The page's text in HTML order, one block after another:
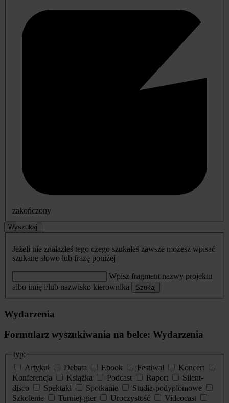
zakończony
Wyszukaj
Jeżeli nie znalazłeś tego czego szukałeś zawsze możesz wpisać
szukane słowo lub frazę poniżej
Wpisz fragment nazwy projektu
albo imię i/lub nazwisko kierownika
Szukaj
Wydarzenia
Formularz wyszukiwania na belce: Wydarzenia
typ:
Artykuł
Debata Ebook Festiwal
Koncert
Konferencja
Książka Podcast Raport
Silent-
disco
Spektakl Spotkanie
Studia-podyplomowe
Szkolenie
Turniej-gier Uroczystość
Videocast